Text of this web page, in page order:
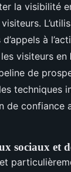
la visibilité
d’appels à
visiteurs en
de
techniques
de confiance
sociaux et